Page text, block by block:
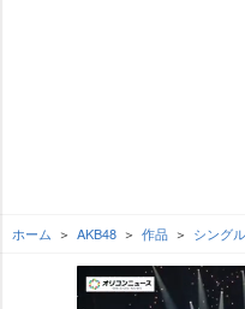
ホーム AKB48 作品 シングル